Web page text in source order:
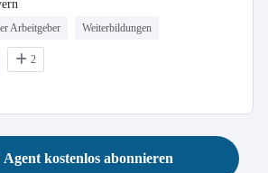
Arbeitgeber Weiterbildungen
2
Agent kostenlos abonnieren